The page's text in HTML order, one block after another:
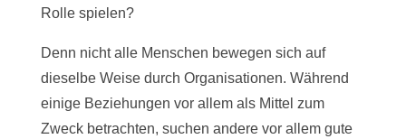
Rolle spielen?
Denn nicht alle Menschen bewegen sich auf
dieselbe Weise durch Organisationen. Während
einige Beziehungen vor allem als Mittel zum
Zweck betrachten, suchen andere vor allem gute